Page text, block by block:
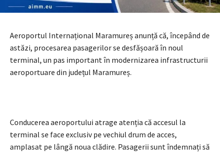
Aeroportul Internațional Maramureș anunță că, începând de
astăzi, procesarea pasagerilor se desfășoară în noul
terminal, un pas important în modernizarea infrastructurii
aeroportuare din județul Maramureș.
Conducerea aeroportului atrage atenția că accesul la
terminal se face exclusiv pe vechiul drum de acces,
amplasat pe lângă noua clădire. Pasagerii sunt îndemnați să